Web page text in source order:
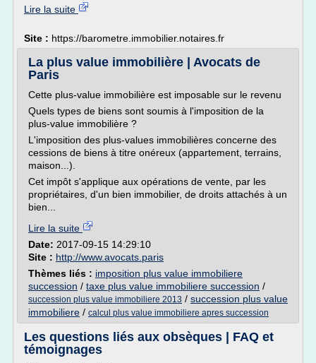
Lire la suite
Site : https://barometre.immobilier.notaires.fr
La plus value immobilière | Avocats de
Paris
Cette plus-value immobilière est imposable sur le revenu
Quels types de biens sont soumis à l'imposition de la
plus-value immobilière ?
L'imposition des plus-values immobilières concerne des
cessions de biens à titre onéreux (appartement, terrains,
maison...).
Cet impôt s'applique aux opérations de vente, par les
propriétaires, d'un bien immobilier, de droits attachés à un
bien...
Lire la suite
Date: 2017-09-15 14:29:10
Site : http://www.avocats.paris
Thèmes liés : imposition plus value immobiliere
succession / taxe plus value immobiliere succession /
succession plus value immobiliere 2013 / succession plus value
immobiliere / calcul plus value immobiliere apres succession
Les questions liés aux obsèques | FAQ et
témoignages